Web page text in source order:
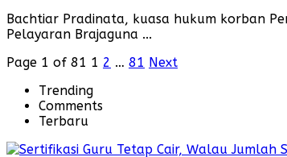
Bachtiar Pradinata, kuasa hukum korban
Pelayaran Brajaguna ...
Page 1 of 81 1 2 … 81 Next
Trending
Comments
Terbaru